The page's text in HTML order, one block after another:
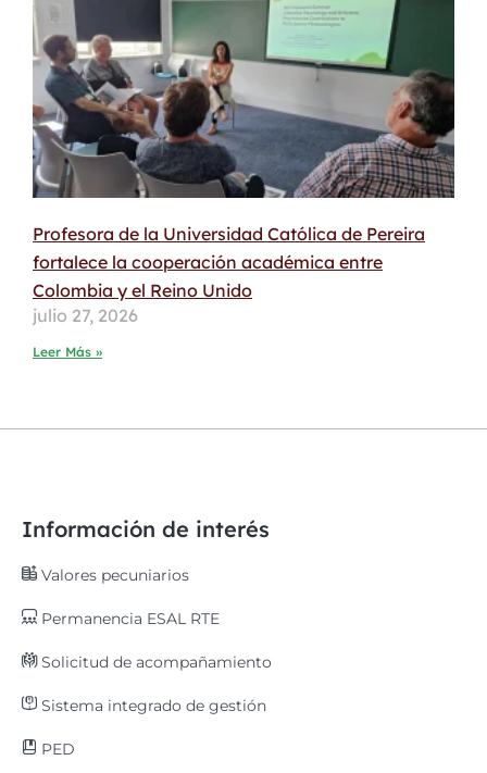
Profesora de la Universidad Católica de Pereira
fortalece la cooperación académica entre
Colombia y el Reino Unido
julio 27, 2026
Leer Más »
Información de interés
Valores pecuniarios
Permanencia ESAL RTE
Solicitud de acompañamiento
Sistema integrado de gestión
PED